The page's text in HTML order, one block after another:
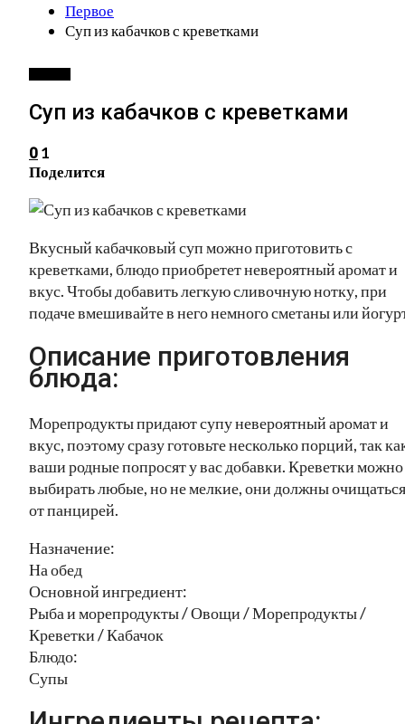
Первое
Суп из кабачков с креветками
Суп из кабачков с креветками
0 1
Поделится
Вкусный кабачковый суп можно приготовить с
креветками, блюдо приобретет невероятный аромат и
вкус. Чтобы добавить легкую сливочную нотку, при
подаче вмешивайте в него немного сметаны или
Описание приготовления
блюда:
Морепродукты придают супу невероятный аромат и
вкус, поэтому сразу готовьте несколько порций, так
ваши родные попросят у вас добавки. Креветки можно
выбирать любые, но не мелкие, они должны очищаться
от панцирей.
Назначение:
На обед
Основной ингредиент:
Рыба и морепродукты / Овощи / Морепродукты /
Креветки / Кабачок
Блюдо:
Супы